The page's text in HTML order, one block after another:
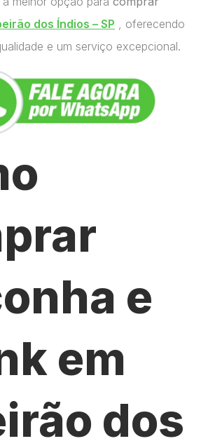
dos Índios – SP , oferecendo
e um serviço excepcional.
e
em
dos